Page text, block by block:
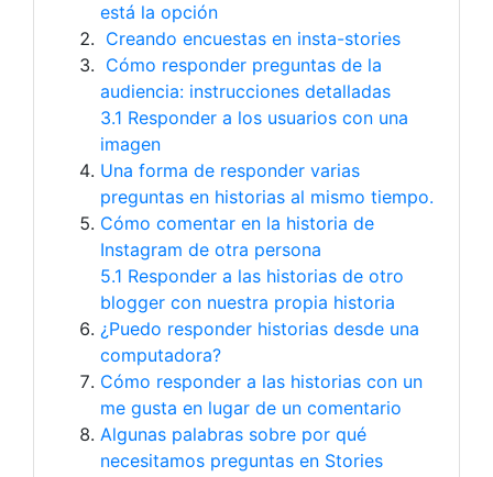
está la opción
Creando encuestas en insta-stories
Cómo responder preguntas de la
audiencia: instrucciones detalladas
3.1 Responder a los usuarios con una
imagen
Una forma de responder varias
preguntas en historias al mismo tiempo.
Cómo comentar en la historia de
Instagram de otra persona
5.1 Responder a las historias de otro
blogger con nuestra propia historia
¿Puedo responder historias desde una
computadora?
Cómo responder a las historias con un
me gusta en lugar de un comentario
Algunas palabras sobre por qué
necesitamos preguntas en Stories